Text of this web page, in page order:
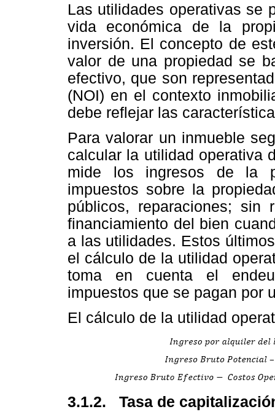
Las utilidades operativas se
vida económica de la
inversión. El concepto de
valor de una propiedad se
efectivo, que son
(NOI) en el contexto
debe reflejar las
Para valorar un inmueble
calcular la utilidad operativa
mide los ingresos de la
impuestos sobre la
públicos, reparaciones;
financiamiento del bien
a las utilidades. Estos
el cálculo de la utilidad
toma en cuenta el
impuestos que se pagan por
El cálculo de la utilidad
3.1.2. Tasa de